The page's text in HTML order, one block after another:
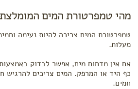
מהי טמפרטורת המים
מעלות.
אם אין מדחום מים, אפשר לבדוק
כף היד או המרפק. המים צריכים להרגיש
חמים.